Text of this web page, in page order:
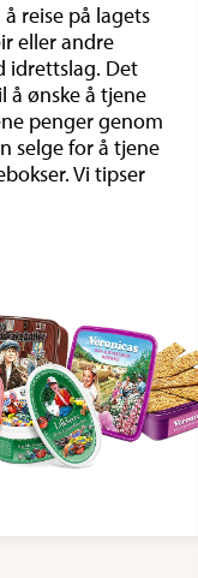
reise på lagets
eller andre
idrettslag. Det
å ønske å tjene
penger genom
selge for å tjene
Vi tipser